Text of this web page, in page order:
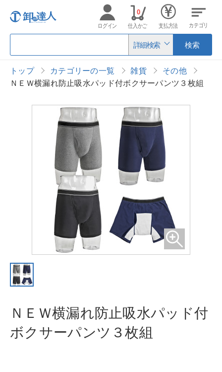
詳細検索 検索
ログイン 仕入かご
0
支払方法 カテゴリ
トップ カテゴリーの一覧 雑貨
その他
ＮＥＷ横漏れ防止吸水パッド付ボクサーパンツ３枚組
ＮＥＷ横漏れ防止吸水パッド付
ボク サーパンツ３枚組